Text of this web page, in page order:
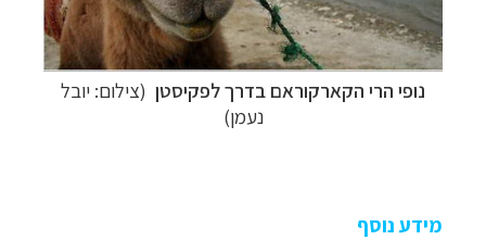
נופי הרי הקארקוראם בדרך לפקיסטן (צילום: יובל
נעמן)
מידע נוסף